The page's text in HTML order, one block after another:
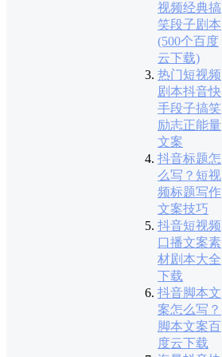
视频经典搞
笑段子剧本
(500个百度
云下载)
热门短视频
剧本抖音快
手段子搞笑
励志正能量
文案
抖音标题怎
么写？短视
频标题写作
文案技巧
抖音短视频
口播文案素
材剧本大全
下载
抖音脚本文
案怎么写？
脚本文案百
度云下载